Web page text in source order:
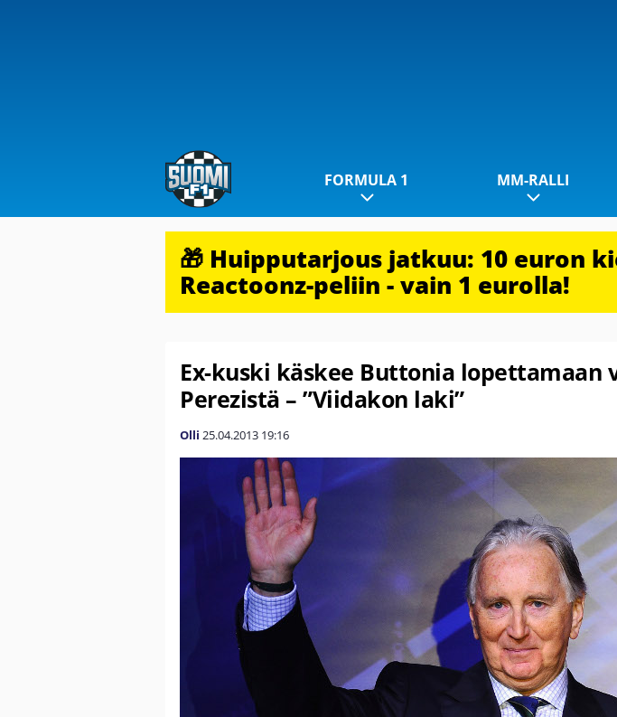
FORMULA 1 MM-RALLI
🎁 Huipputarjous jatkuu: 10 euron
Reactoonz-peliin - vain 1 eurolla!
Ex-kuski käskee Buttonia lopettamaan
Perezistä – ”Viidakon laki”
Olli 25.04.2013 19:16